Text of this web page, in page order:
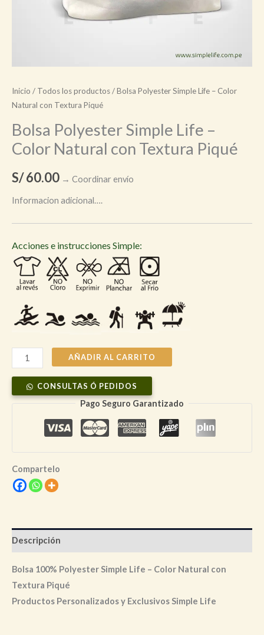
Inicio / Todos los productos/ Bolsa Polyester Simple Life – Color
Natural con Textura Piqué
Bolsa Polyester Simple Life –
Color Natural con Textura Piqué
S/60.00 → Coordinar envío
Informacion adicional….
Acciones e instrucciones Simple:
Bolsa
Polyester
Simple
Life
Natural
con
Textura
AÑADIR AL CARRITO
CONSULTAS Ó PEDIDOS
Pago Seguro Garantizado
Compartelo
Descripción
Bolsa 100% Polyester Simple Life – Color Natural con
Textura Piqué
Productos Personalizados y Exclusivos Simple Life